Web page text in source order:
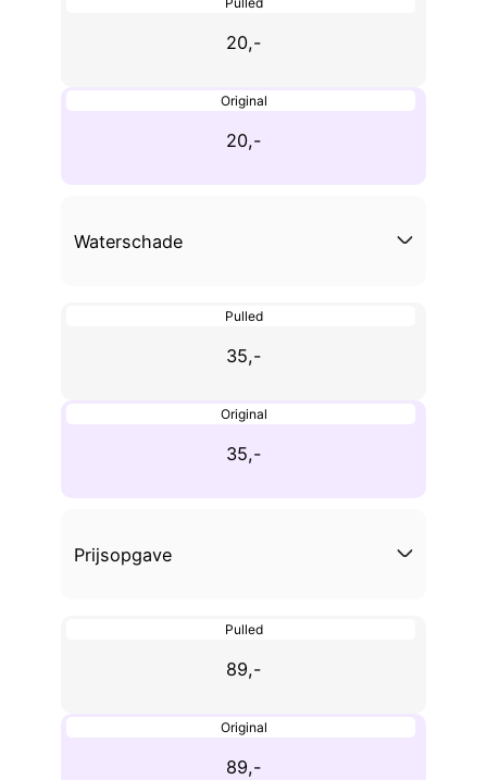
20,-
Original
20,-
Waterschade
Pulled
35,-
Original
35,-
Prijsopgave
Pulled
89,-
Original
89,-